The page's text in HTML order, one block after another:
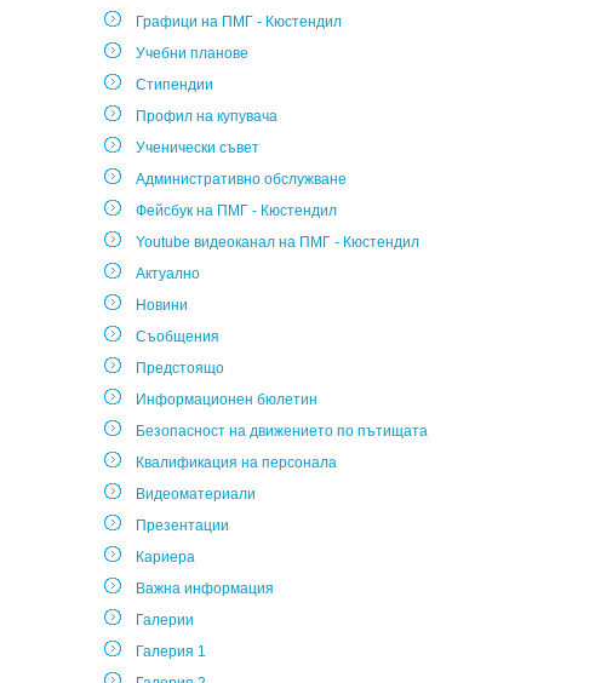
Графици на ПМГ - Кюстендил
Учебни планове
Стипендии
Профил на купувача
Ученически съвет
Административно обслужване
Фейсбук на ПМГ - Кюстендил
Youtube видеоканал на ПМГ - Кюстендил
Актуално
Новини
Съобщения
Предстоящо
Информационен бюлетин
Безопасност на движението по пътищата
Квалификация на персонала
Видеоматериали
Презентации
Кариера
Важна информация
Галерии
Галерия 1